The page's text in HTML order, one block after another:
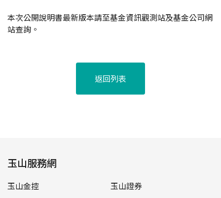
本次公開說明書最新版本請至基金資訊觀測站及基金公司網
站查詢。
返回列表
玉山服務網
玉山金控
玉山證券